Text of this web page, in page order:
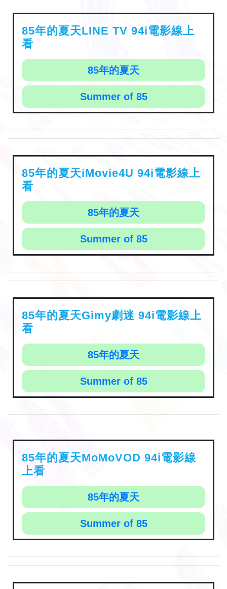
85年的夏天LINE TV 94i電影線上
看
85年的夏天
Summer of 85
85年的夏天iMovie4U 94i電影線上
看
85年的夏天
Summer of 85
85年的夏天Gimy劇迷 94i電影線上
看
85年的夏天
Summer of 85
85年的夏天MoMoVOD 94i電影線
上看
85年的夏天
Summer of 85